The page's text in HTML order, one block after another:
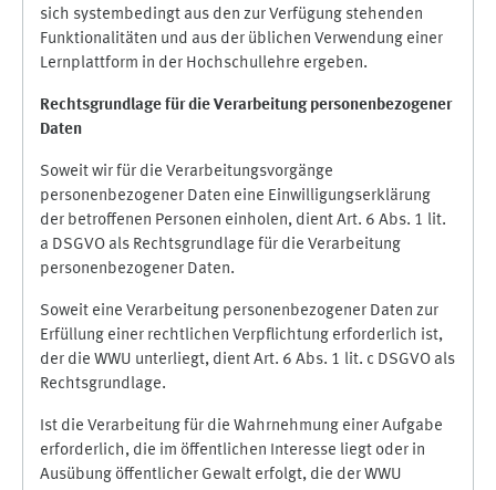
sich systembedingt aus den zur Verfügung stehenden
Funktionalitäten und aus der üblichen Verwendung einer
Lernplattform in der Hochschullehre ergeben.
Rechtsgrundlage für die Verarbeitung personenbezogener
Daten
Soweit wir für die Verarbeitungsvorgänge
personenbezogener Daten eine Einwilligungserklärung
der betroffenen Personen einholen, dient Art. 6 Abs. 1 lit.
a DSGVO als Rechtsgrundlage für die Verarbeitung
personenbezogener Daten.
Soweit eine Verarbeitung personenbezogener Daten zur
Erfüllung einer rechtlichen Verpflichtung erforderlich ist,
der die WWU unterliegt, dient Art. 6 Abs. 1 lit. c DSGVO als
Rechtsgrundlage.
Ist die Verarbeitung für die Wahrnehmung einer Aufgabe
erforderlich, die im öffentlichen Interesse liegt oder in
Ausübung öffentlicher Gewalt erfolgt, die der WWU